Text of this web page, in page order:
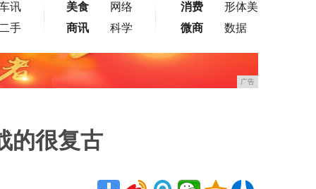
讯
手
美食
网络
商讯
科学
消费
形体美
微商
数据
广告
的很复古